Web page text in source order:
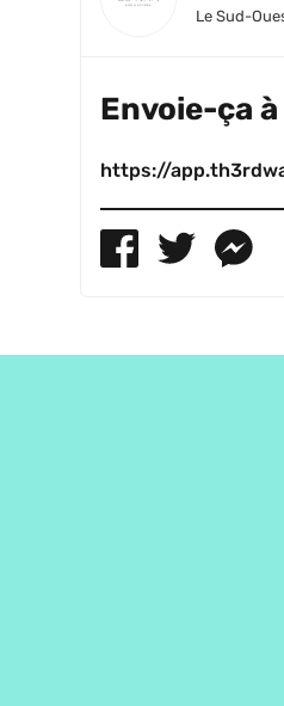
Le Sud-
Envoie-ça